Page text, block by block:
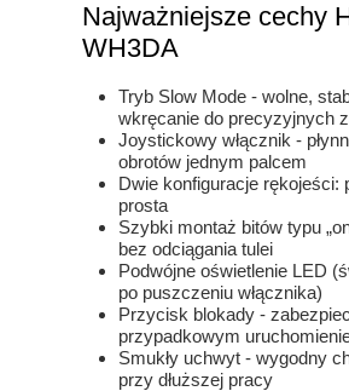
Najważniejsze cechy
WH3DA
Tryb Slow Mode - wolne,
wkręcanie do precyzyjnych
Joystickowy włącznik -
obrotów jednym palcem
Dwie konfiguracje rękojeści:
prosta
Szybki montaż bitów typu
bez odciągania tulei
Podwójne oświetlenie LED
po puszczeniu włącznika)
Przycisk blokady -
przypadkowym
Smukły uchwyt - wygodny
przy dłuższej pracy